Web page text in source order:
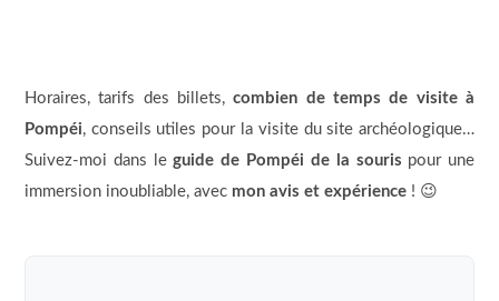
Horaires, tarifs des billets,combien de temps de visite à
Pompéi, conseils utiles pour la visite du site archéologique…
Suivez-moi dans leguide de Pompéi de la souris pour une
immersion inoubliable, avec mon avis et expérience! 😉